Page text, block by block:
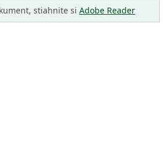
stiahnite si Adobe Reader